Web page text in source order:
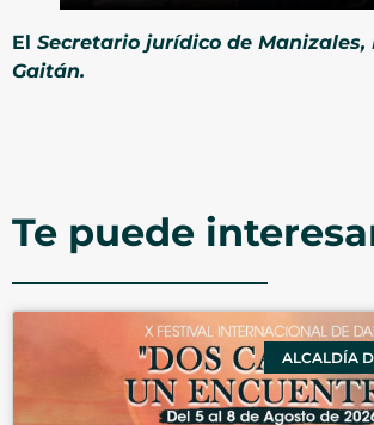
El Secretario jurídico de Manizales,
Gaitán.
Te puede
ALCALDÍA